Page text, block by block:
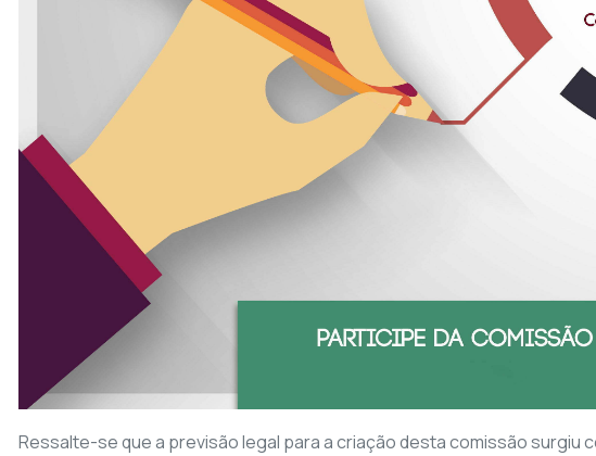
Ressalte-se que a previsão legal para a criação desta comissão surgiu